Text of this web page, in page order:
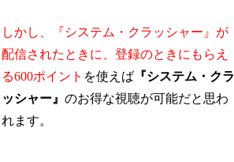
しかし、『システム・クラッシャー』が
配信されたときに、登録のときにもらえ
る600ポイント を使えば 『システム・クラ
ッシャー』のお得な視聴が可能だと思わ
れます。